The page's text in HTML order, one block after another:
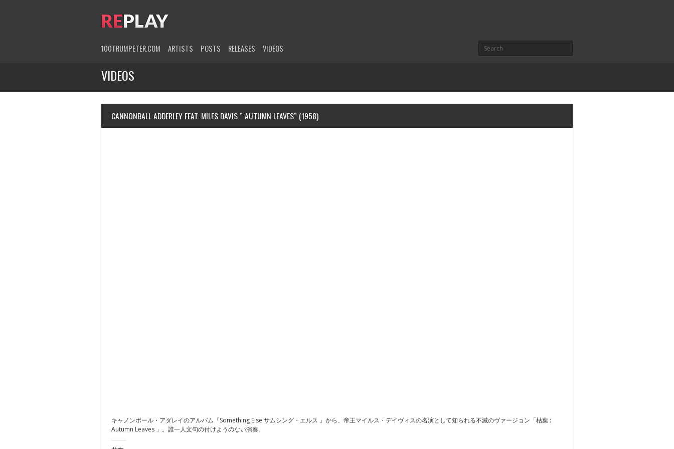
100TRUMPETER.COM ARTISTS POSTS RELEASES VIDEOS
VIDEOS
CANNONBALL ADDERLEY FEAT. MILES DAVIS ” AUTUMN LEAVES” (1958)
キャノンボール・アダレイのアルバム『Something Else サムシング・エルス 』から、帝王マイルス・デイヴィスの名演として知られる不滅のヴァージョン「枯葉 :
Autumn Leaves 」。誰一人文句の付けようのない演奏。